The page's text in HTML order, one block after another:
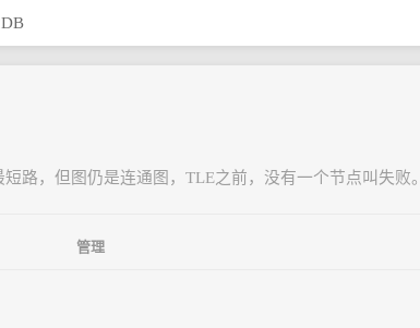
路，但图仍是连通图，TLE之前，没有一个节点叫失败。
管理